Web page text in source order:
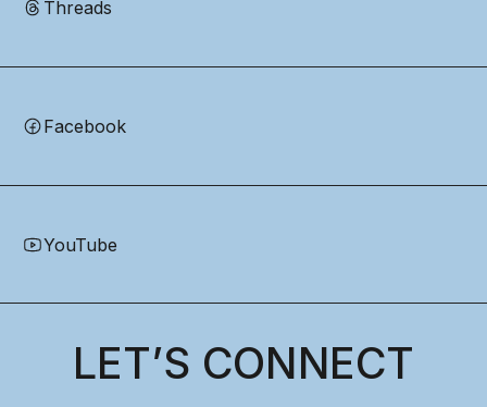
Threads
Facebook
YouTube
LET’S CONNECT